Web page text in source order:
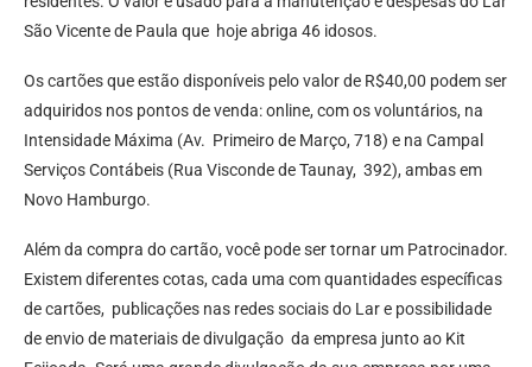
São Vicente de Paula que hoje abriga 46 idosos.
Os cartões que estão disponíveis pelo valor de R$40,00 podem ser
adquiridos nos pontos de venda: online, com os voluntários, na
Intensidade Máxima (Av. Primeiro de Março, 718) e na Campal
Serviços Contábeis (Rua Visconde de Taunay, 392), ambas em
Novo Hamburgo.
Além da compra do cartão, você pode ser tornar um Patrocinador.
Existem diferentes cotas, cada uma com quantidades específicas
de cartões, publicações nas redes sociais do Lar e possibilidade
de envio de materiais de divulgação da empresa junto ao Kit